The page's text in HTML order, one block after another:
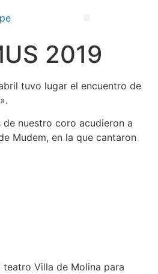
2019
tuvo lugar el encuentro de
de nuestro coro acudieron a
Mudem, en la que cantaron
Villa de Molina para